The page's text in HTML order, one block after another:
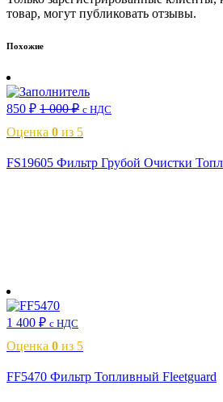
товар, могут публиковать отзывы.
Похожие
850 ₽ 1 000₽ с НДС
Оценка 0 из 5
FS19605 Фильтр Грубой Очистки
1 400 ₽ с НДС
Оценка 0 из 5
FF5470 Фильтр Топливный Fleetguard